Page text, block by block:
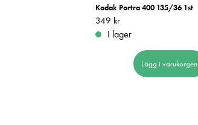
Kodak Portra 400 135/36 1st
Pris: 349 kr
349 kr
I lager
Lägg i varukorgen